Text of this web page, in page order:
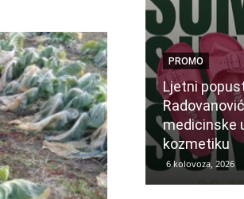
PROMO
Ljetni
medicinske
kozmetiku
6 kolovoza, 2026